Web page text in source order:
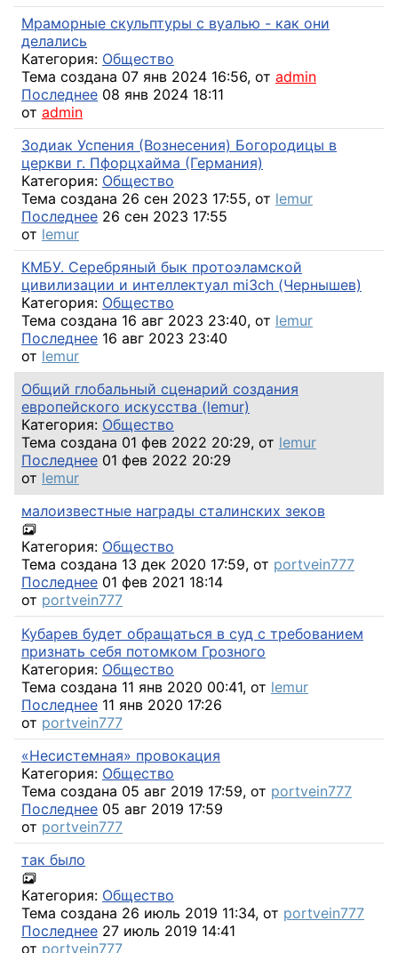
Мраморные скульптуры с вуалью - как они
делались
Категория: Общество
Тема создана 07 янв 2024 16:56, от admin
Последнее 08 янв 2024 18:11
от admin
Зодиак Успения (Вознесения) Богородицы в
церкви г. Пфорцхайма (Германия)
Категория: Общество
Тема создана 26 сен 2023 17:55, от lemur
Последнее 26 сен 2023 17:55
от lemur
КМБУ. Серебряный бык протоэламской
цивилизации и интеллектуал mi3ch (Чернышев)
Категория: Общество
Тема создана 16 авг 2023 23:40, от lemur
Последнее 16 авг 2023 23:40
от lemur
Общий глобальный сценарий создания
европейского искусства (lemur)
Категория: Общество
Тема создана 01 фев 2022 20:29, от lemur
Последнее 01 фев 2022 20:29
от lemur
малоизвестные награды сталинских зеков
Категория: Общество
Тема создана 13 дек 2020 17:59, от portvein777
Последнее 01 фев 2021 18:14
от portvein777
Кубарев будет обращаться в суд с требованием
признать себя потомком Грозного
Категория: Общество
Тема создана 11 янв 2020 00:41, от lemur
Последнее 11 янв 2020 17:26
от portvein777
«Несистемная» провокация
Категория: Общество
Тема создана 05 авг 2019 17:59, от portvein777
Последнее 05 авг 2019 17:59
от portvein777
так было
Категория: Общество
Тема создана 26 июль 2019 11:34, от portvein777
Последнее 27 июль 2019 14:41
от portvein777